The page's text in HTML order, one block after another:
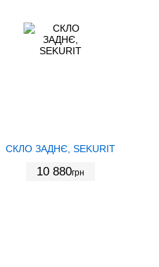
СКЛО ЗАДНЄ, SEKURIT
10 880грн